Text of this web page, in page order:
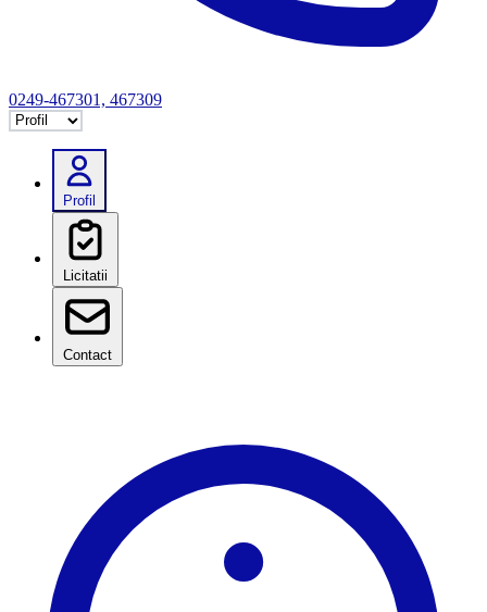
0249-467301, 467309
Selectează tab
Profil
Licitatii
Contact